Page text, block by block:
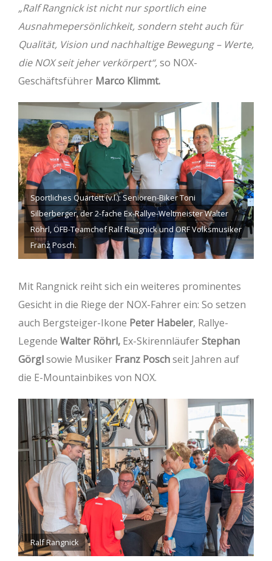
„Ralf Rangnick ist nicht nur sportlich eine
Ausnahmepersönlichkeit, sondern steht auch für
Qualität, Vision und nachhaltige Bewegung – Werte,
die NOX seit jeher verkörpert“,so NOX-
Geschäftsführer Marco Klimmt.
Sportliches Quartett (v.l.): Senioren-Biker Toni
Silberberger, der 2-fache Ex-Rallye-Weltmeister Walter
Röhrl, ÖFB-Teamchef Ralf Rangnick und ORF Volksmusiker
Franz Posch.
Mit Rangnick reiht sich ein weiteres prominentes
Gesicht in die Riege der NOX-Fahrer ein: So setzen
auch Bergsteiger-Ikone Peter Habeler, Rallye-
Legende Walter Röhrl, Ex-SkirennläuferStephan
Görglsowie Musiker Franz Poschseit Jahren auf
die E-Mountainbikes von NOX.
Ralf Rangnick